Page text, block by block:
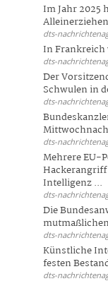
Im Jahr 2025
dts-
In Frankreich
dts-
Der
Schwulen in
dts-
dts-
Mehrere EU-
Intelligenz ...
dts-
Die
dts-
Künstliche
festen
dts-